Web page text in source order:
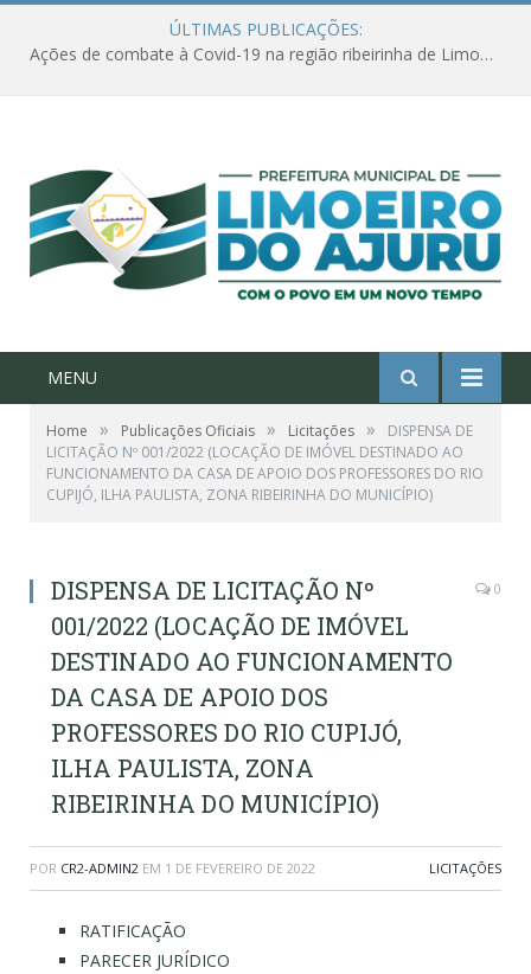
ÚLTIMAS PUBLICAÇÕES:
Ações de combate à Covid-19 na região ribeirinha de Limoeiro do Ajuru continuam
MENU
Home » Publicações Oficiais » Licitações »
DISPENSA DE
LICITAÇÃO Nº 001/2022 (LOCAÇÃO DE IMÓVEL DESTINADO AO
FUNCIONAMENTO DA CASA DE APOIO DOS PROFESSORES DO RIO
CUPIJÓ, ILHA PAULISTA, ZONA RIBEIRINHA DO MUNICÍPIO)
DISPENSA DE LICITAÇÃO Nº
001/2022 (LOCAÇÃO DE IMÓVEL
DESTINADO AO FUNCIONAMENTO
DA CASA DE APOIO DOS
PROFESSORES DO RIO CUPIJÓ,
ILHA PAULISTA, ZONA
RIBEIRINHA DO MUNICÍPIO)
0
POR CR2-ADMIN2 EM 1 DE FEVEREIRO DE 2022 LICITAÇÕES
RATIFICAÇÃO
PARECER JURÍDICO